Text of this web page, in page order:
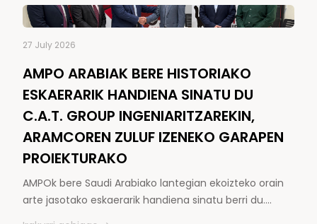
27 July 2026
AMPO ARABIAK BERE HISTORIAKO
ESKAERARIK HANDIENA SINATU DU
C.A.T. GROUP INGENIARITZAREKIN,
ARAMCOREN ZULUF IZENEKO GARAPEN
PROIEKTURAKO
AMPOk bere Saudi Arabiako lantegian ekoizteko orain
arte jasotako eskaerarik handiena sinatu berri du.…